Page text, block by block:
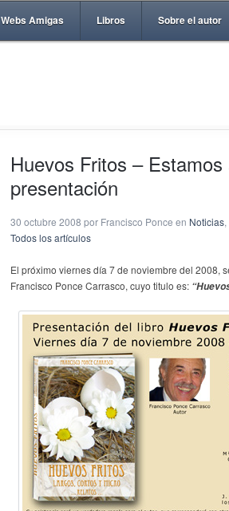
Webs Amigas Libros Sobre el autor
Huevos Fritos –
presentación
30 octubre 2008 por Francisco Ponce en Noticias,
Todos los artículos
El próximo viernes día 7 de noviembre del 2008,
Francisco Ponce Carrasco, cuyo titulo es: